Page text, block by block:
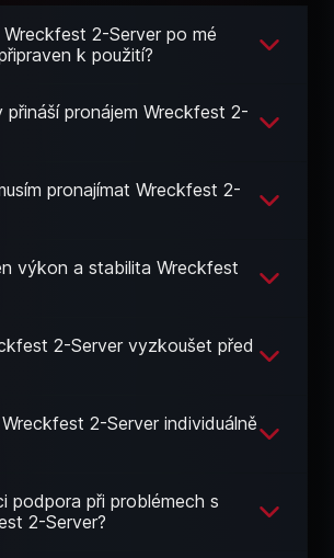
2-Server po mé
k použití?
pronájem Wreckfest 2-
pronajímat Wreckfest 2-
výkon a stabilita Wreckfest
2-Server vyzkoušet před
2-Server individuálně
podpora při problémech s
2-Server?